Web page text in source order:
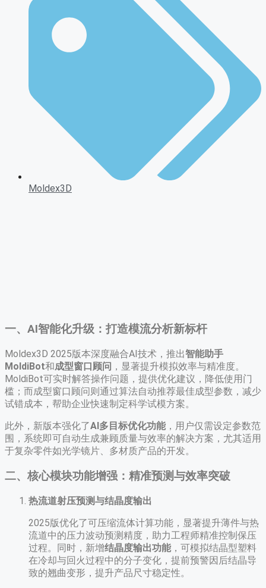
Moldex3D
一、AI智能化升级：打造模流分析新标杆
Moldex3D 2025版本深度融合AI技术，推出智能助手
MoldiBot和成型窗口顾问 ，显著提升模拟效率与精准度。
MoldiBot可实时解答操作问题，提供优化建议，降低使用门
槛；而成型窗口顾问则通过算法自动推荐最佳成型参数，减少
试错成本，帮助企业快速制定科学试模方案。
此外，新版本强化了AI多目标优化功能，用户仅需设定参数范
围，系统即可自动生成兼顾质量与效率的解决方案，尤其适用
于复杂零件如光学镜片、多材质产品的开发。
二、核心模块功能增强：精准预测与效率突破
热流道射压预测与结晶度输出
2025版优化了可压缩流体计算功能，显著提升薄件与热
流道中的压力波动预测精度，助力工程师精准控制保压
过程。同时，新增结晶度输出功能，可模拟结晶型塑料
在冷却与回火过程中的分子变化，提前预警因后结晶导
致的翘曲变形，提升产品尺寸稳定性。